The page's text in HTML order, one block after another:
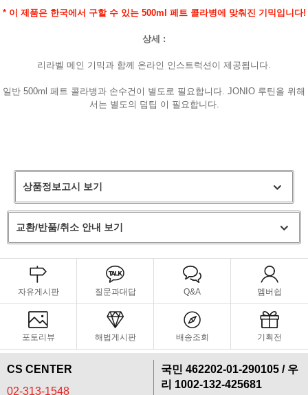
* 이 제품은 한국에서 구할 수 있는 500ml 페트 콜라병에 맞춰진 기믹입니다!
상세 :
리라벨 메인 기믹과 함께 온라인 인스트럭션이 제공됩니다.
일반 500ml 페트 콜라병과 손수건이 별도로 필요합니다. JONIO 루틴을 위해
서는 별도의 덤팁 이 필요합니다.
상품정보고시 보기
교환/반품/취소 안내 보기
자유게시판 질문과대답 Q&A 멤버쉽
포토리뷰 해법게시판 배송조회 기획전
CS CENTER
02-313-1548
국민 462202-01-290105 / 우
리 1002-132-425681